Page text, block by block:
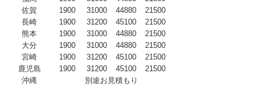
佐賀
1900 31000 44880
21500
長崎
1900 31200 45100
21500
熊本
1900 31000 44880
21500
大分
1900 31000 44880
21500
宮崎
1900 31200 45100
21500
鹿児島
1900 31200 45100
21500
沖縄
別途お見積もり